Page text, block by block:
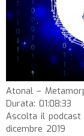
Atonal –
Durata: 01:08:33
Ascolta il
dicembre 2019